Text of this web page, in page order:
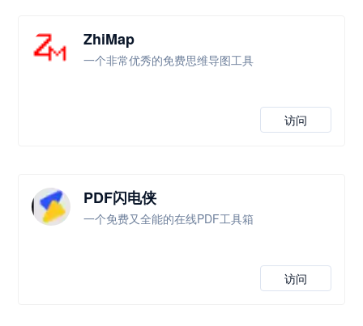
ZhiMap
一个非常优秀的免费思维导图工具
访问
PDF闪电侠
一个免费又全能的在线PDF工具箱
访问